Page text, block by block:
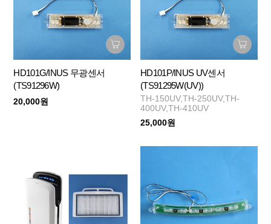
HD101G/INUS 무광센서
(TS91296W)
20,000원
HD101P/INUS UV센서
(TS91295W(UV))
TH-150UV,TH-250UV,TH-
400UV,TH-410UV
25,000원